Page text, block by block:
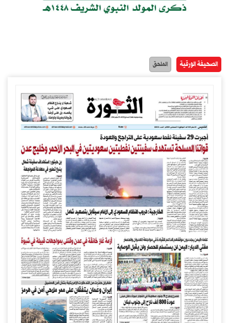
الصحيفة الورقية الملحق